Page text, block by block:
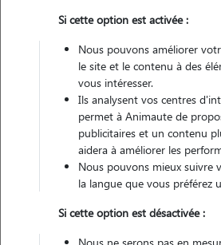
Non véhiculé
Contacter
L'envoi d'une demande est sans
Si cette option est activée :
Nous pouvons améliorer
le site et le contenu à des
vous intéresser.
Ils analysent vos centres
permet à Animaute de
publicitaires et un contenu
aidera à améliorer les
Nous pouvons mieux suivre
la langue que vous préférez
Si cette option est désactivée :